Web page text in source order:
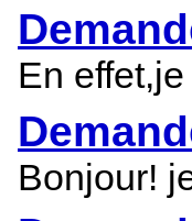
En
Bonjour!